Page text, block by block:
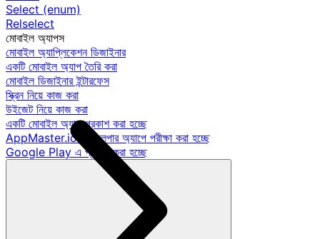
Select (enum)
Relselect
মোবাইল অ্যাপস
মোবাইল অ্যাপ্লিকেশন ডিজাইনার
একটি মোবাইল অ্যাপ তৈরি করা
মোবাইল ডিজাইনার ইন্টারফেস
স্ক্রিন নিয়ে কাজ করা
উইজেট নিয়ে কাজ করা
একটি মোবাইল অ্যাপ প্রকাশ করা হচ্ছে
AppMaster.io ডেভেলপার অ্যাপে পরীক্ষা করা হচ্ছে
Google Play এ প্রকাশ করা হচ্ছে